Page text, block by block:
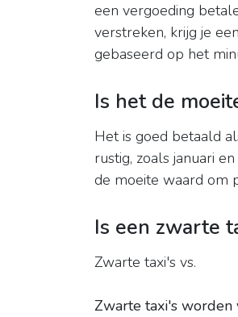
een vergoeding
verstreken, krijg je
gebaseerd op het
Is het de
Het is goed betaald
rustig, zoals januari
de moeite waard om
Is een zwarte
Zwarte taxi's vs.
Zwarte taxi's worden